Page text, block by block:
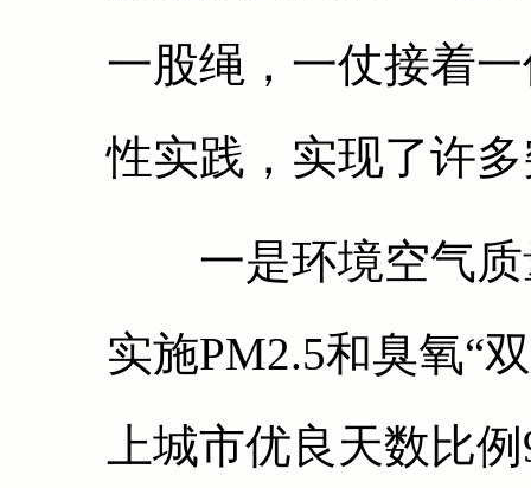
一股绳，一仗接着
性实践，实现了许
一是环境空气质
实施PM2.5和臭氧“
上城市优良天数比